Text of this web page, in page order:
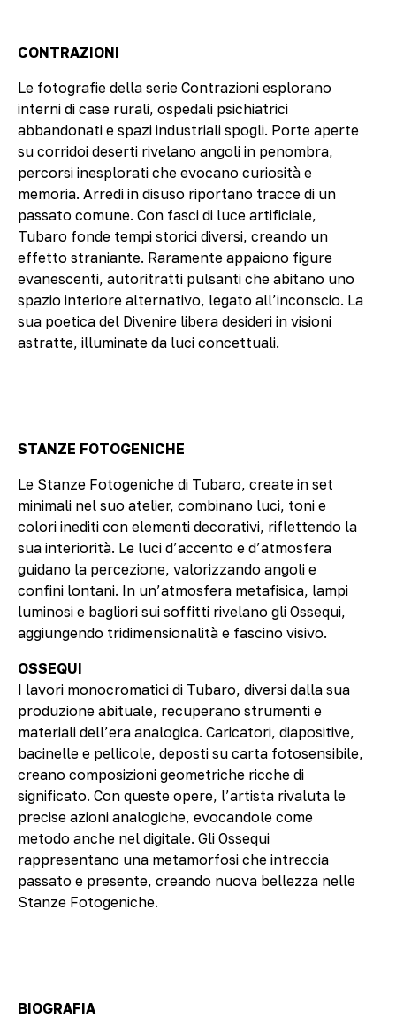
CONTRAZIONI
Le fotografie della serie Contrazioni esplorano
interni di case rurali, ospedali psichiatrici
abbandonati e spazi industriali spogli. Porte aperte
su corridoi deserti rivelano angoli in penombra,
percorsi inesplorati che evocano curiosità e
memoria. Arredi in disuso riportano tracce di un
passato comune. Con fasci di luce artificiale,
Tubaro fonde tempi storici diversi, creando un
effetto straniante. Raramente appaiono figure
evanescenti, autoritratti pulsanti che abitano uno
spazio interiore alternativo, legato all’inconscio. La
sua poetica del Divenire libera desideri in visioni
astratte, illuminate da luci concettuali.
STANZE FOTOGENICHE
Le Stanze Fotogeniche di Tubaro, create in set
minimali nel suo atelier, combinano luci, toni e
colori inediti con elementi decorativi, riflettendo la
sua interiorità. Le luci d’accento e d’atmosfera
guidano la percezione, valorizzando angoli e
confini lontani. In un’atmosfera metafisica, lampi
luminosi e bagliori sui soffitti rivelano gli Ossequi,
aggiungendo tridimensionalità e fascino visivo.
OSSEQUI
I lavori monocromatici di Tubaro, diversi dalla sua
produzione abituale, recuperano strumenti e
materiali dell’era analogica. Caricatori, diapositive,
bacinelle e pellicole, deposti su carta fotosensibile,
creano composizioni geometriche ricche di
significato. Con queste opere, l’artista rivaluta le
precise azioni analogiche, evocandole come
metodo anche nel digitale. Gli Ossequi
rappresentano una metamorfosi che intreccia
passato e presente, creando nuova bellezza nelle
Stanze Fotogeniche.
BIOGRAFIA